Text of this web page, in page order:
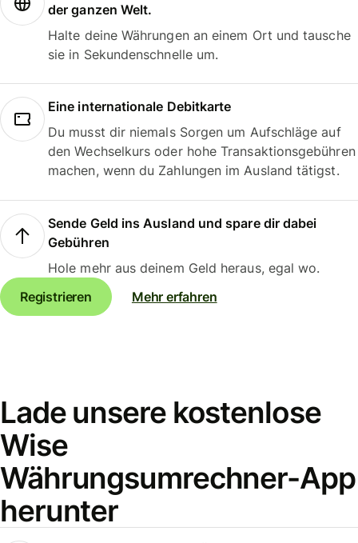
der ganzen Welt.
Halte deine Währungen an einem Ort und tausche
sie in Sekundenschnelle um.
Eine internationale Debitkarte
Du musst dir niemals Sorgen um Aufschläge auf
den Wechselkurs oder hohe Transaktionsgebühren
machen, wenn du Zahlungen im Ausland tätigst.
Sende Geld ins Ausland und spare dir dabei
Gebühren
Hole mehr aus deinem Geld heraus, egal wo.
Registrieren
Mehr erfahren
Lade unsere kostenlose
Wise
Währungsumrechner-App
herunter